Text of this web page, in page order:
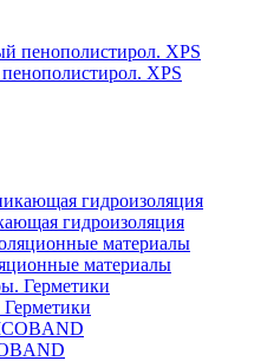
XPS
гидроизоляция
материалы